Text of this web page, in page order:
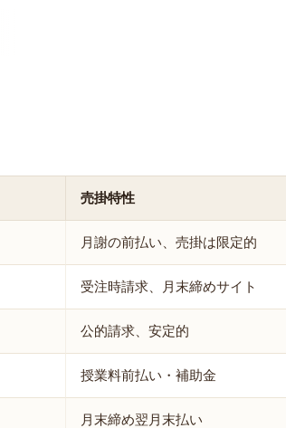
売掛特性
月謝の前払い、売掛は限定的
受注時請求、月末締めサイト
公的請求、安定的
授業料前払い・補助金
月末締め翌月末払い